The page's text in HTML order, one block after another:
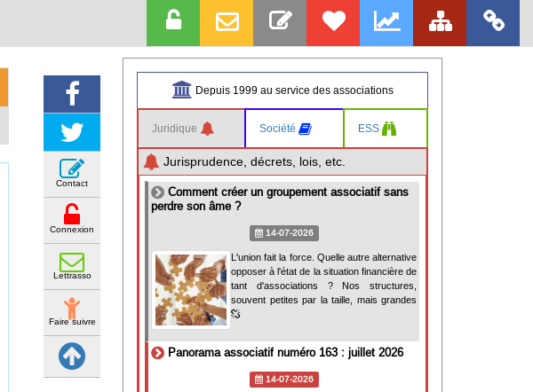
Contact
Connexion
Lettrasso
Faire suivre
Depuis 1999 au service des associations
Juridique Société ESS
Jurisprudence, décrets, lois, etc.
Comment créer un groupement associatif sans
perdre son âme ?
14-07-2026
L'union fait la force. Quelle autre alternative
opposer à l'état de la situation financière de
tant d'associations ? Nos structures,
souvent petites par la taille, mais grandes
Panorama associatif numéro 163 : juillet 2026
14-07-2026